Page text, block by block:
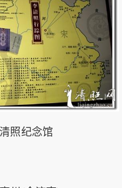
照纪念馆